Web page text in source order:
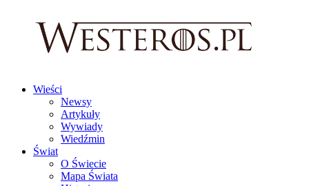
Wieści
Newsy
Artykuły
Wywiady
Wiedźmin
Świat
O Świecie
Mapa Świata